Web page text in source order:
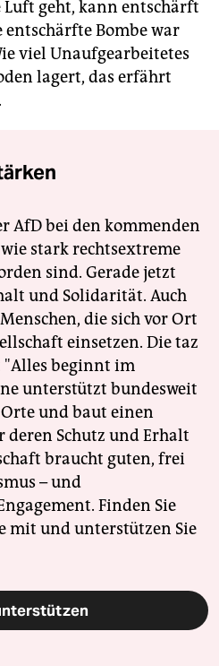
geht, kann entschärft
entschärfte Bombe war
viel Unaufgearbeitetes
lagert, das erfährt
AfD bei den kommenden
stark rechtsextreme
sind. Gerade jetzt
und Solidarität. Auch
die sich vor Ort
einsetzen. Die taz
beginnt im
unterstützt bundesweit
und baut einen
deren Schutz und Erhalt
braucht guten, frei
– und
Finden Sie
mit und unterstützen Sie